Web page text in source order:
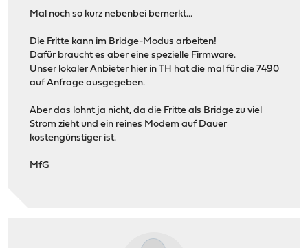
Mal noch so kurz nebenbei bemerkt...
Die Fritte kann im Bridge-Modus arbeiten!
Dafür braucht es aber eine spezielle Firmware.
Unser lokaler Anbieter hier in TH hat die mal für die 7490
auf Anfrage ausgegeben.
Aber das lohnt ja nicht, da die Fritte als Bridge zu viel
Strom zieht und ein reines Modem auf Dauer
kostengünstiger ist.
MfG